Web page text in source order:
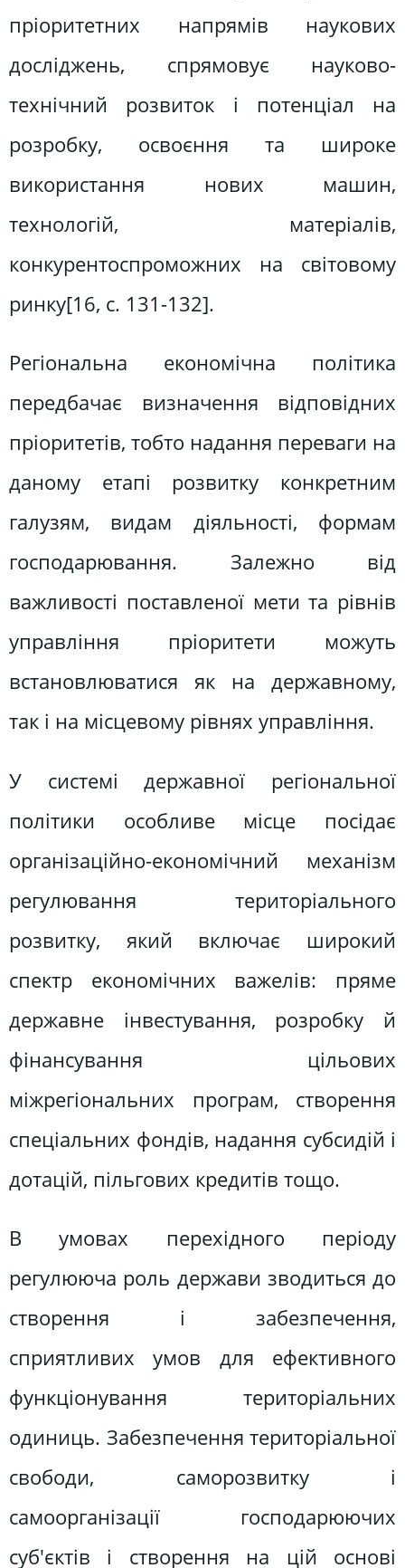
пріоритетних напрямів наукових
досліджень, спрямовує науково-
технічний розвиток і потенціал на
розробку, освоєння та широке
використання нових машин,
технологій, матеріалів,
конкурентоспроможних на світовому
ринку[16, c. 131-132].
Регіональна економічна політика
передбачає визначення відповідних
пріоритетів, тобто надання переваги на
даному етапі розвитку конкретним
галузям, видам діяльності, формам
господарювання. Залежно від
важливості поставленої мети та рівнів
управління пріоритети можуть
встановлюватися як на державному,
так і на місцевому рівнях управління.
У системі державної регіональної
політики особливе місце посідає
організаційно-економічний механізм
регулювання територіального
розвитку, який включає широкий
спектр економічних важелів: пряме
державне інвестування, розробку й
фінансування цільових
міжрегіональних програм, створення
спеціальних фондів, надання субсидій і
дотацій, пільгових кредитів тощо.
В умовах перехідного періоду
регулююча роль держави зводиться до
створення і забезпечення,
сприятливих умов для ефективного
функціонування територіальних
одиниць. Забезпечення територіальної
свободи, саморозвитку і
самоорганізації господарюючих
суб'єктів і створення на цій основі